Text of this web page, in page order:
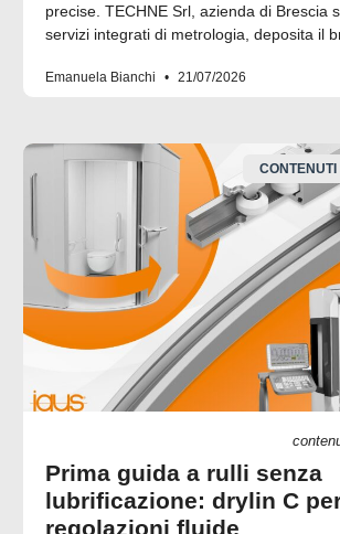
precise. TECHNE Srl, azienda di Brescia
servizi integrati di metrologia, deposita il
Emanuela Bianchi 21/07/2026
CONTENUTI
Prima guida a rulli senza
lubrificazione: drylin C
regolazioni fluide